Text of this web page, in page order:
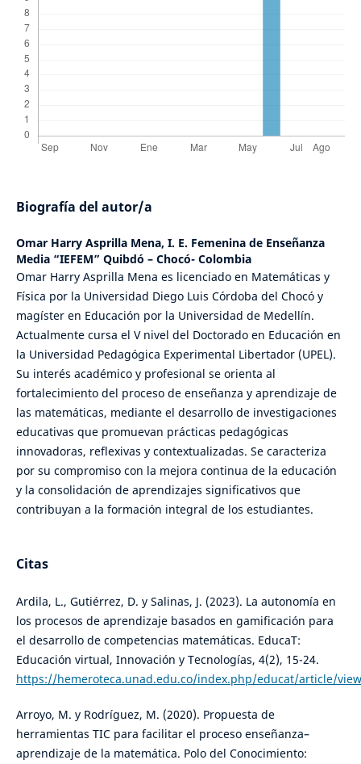
Biografía del autor/a
Omar Harry Asprilla Mena, I. E. Femenina de Enseñanza
Media “IEFEM” Quibdó – Chocó- Colombia
Omar Harry Asprilla Mena es licenciado en Matemáticas y
Física por la Universidad Diego Luis Córdoba del Chocó y
magíster en Educación por la Universidad de Medellín.
Actualmente cursa el V nivel del Doctorado en Educación en
la Universidad Pedagógica Experimental Libertador (UPEL).
Su interés académico y profesional se orienta al
fortalecimiento del proceso de enseñanza y aprendizaje de
las matemáticas, mediante el desarrollo de investigaciones
educativas que promuevan prácticas pedagógicas
innovadoras, reflexivas y contextualizadas. Se caracteriza
por su compromiso con la mejora continua de la educación
y la consolidación de aprendizajes significativos que
contribuyan a la formación integral de los estudiantes.
Citas
Ardila, L., Gutiérrez, D. y Salinas, J. (2023). La autonomía en
los procesos de aprendizaje basados en gamificación para
el desarrollo de competencias matemáticas. EducaT:
Educación virtual, Innovación y Tecnologías, 4(2), 15-24.
https://hemeroteca.unad.edu.co/index.php/educat/article/
Arroyo, M. y Rodríguez, M. (2020). Propuesta de
herramientas TIC para facilitar el proceso enseñanza–
aprendizaje de la matemática. Polo del Conocimiento: